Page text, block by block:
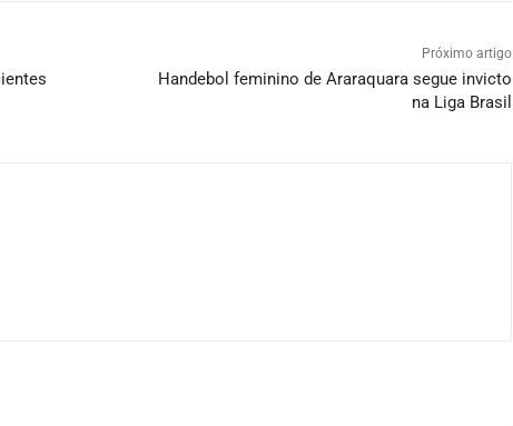
Próximo artigo
Handebol feminino de Araraquara segue invicto
na Liga Brasil